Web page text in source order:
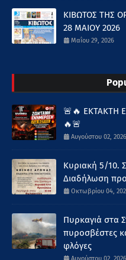
ΚΙΒΩΤΟΣ ΤΗΣ
28 ΜΑΙΟΥ 2026
Μαΐου 29, 2026
🚨🔥 ΕΚΤΑΚΤΗ
🔥🚨
Αυγούστου 02, 2026
Κυριακή 5/10.
Διαδήλωση
Οκτωβρίου 04,
Πυρκαγιά στα
πυροσβέστες
φλόγες